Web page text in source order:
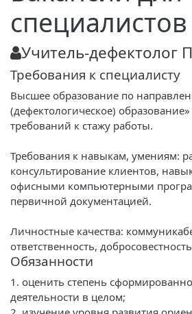
специалистов
Учитель-
Требования к специалисту
Высшее образование по
(дефектологическое)
требований к стажу работы.
Требования к навыкам, умениям:
консультирование клиентов,
офисными компьютерными
первичной документацией.
Личностные качества:
ответственность,
Обязанности
1. оценить степень
деятельности в целом;